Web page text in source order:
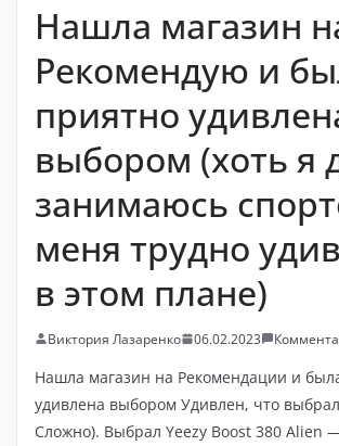
Нашла магазин
Рекомендую и
приятно
выбором (хоть я
занимаюсь
меня трудно
в этом плане)
Виктория Лазаренко 06.02.2023
Нашла магазин на Рекомендации и
удивлена ​​выбором Удивлен, что
Сложно). Выбрал Yeezy Boost 380 Alien